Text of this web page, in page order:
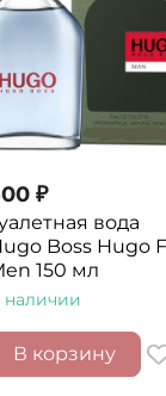
₽
вода
Boss Hugo
150 мл
наличии
В корзину